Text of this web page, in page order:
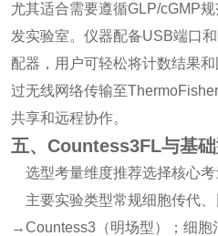
尤其适合需要遵循GLP/cGMP
发实验室。仪器配备USB端口
配器，用户可轻松将计数结果
过无线网络传输至
共享和远程协作。
五、Countess3FL与基
选型考量维度推荐选择核心考
主要实验类型常规细胞传代、
→Countess3（明场型）；细胞